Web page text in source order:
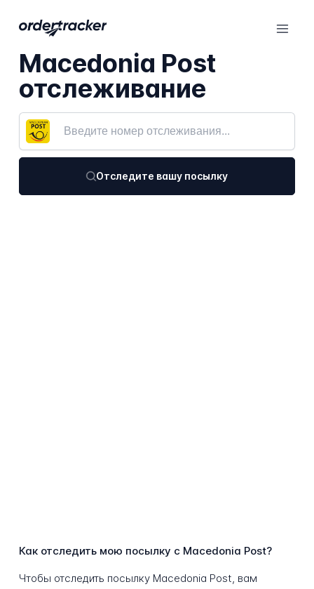
Macedonia Post
отслеживание
Отследите вашу посылку
Как отследить мою посылку с Macedonia Post?
Чтобы отследить посылку Macedonia Post, вам